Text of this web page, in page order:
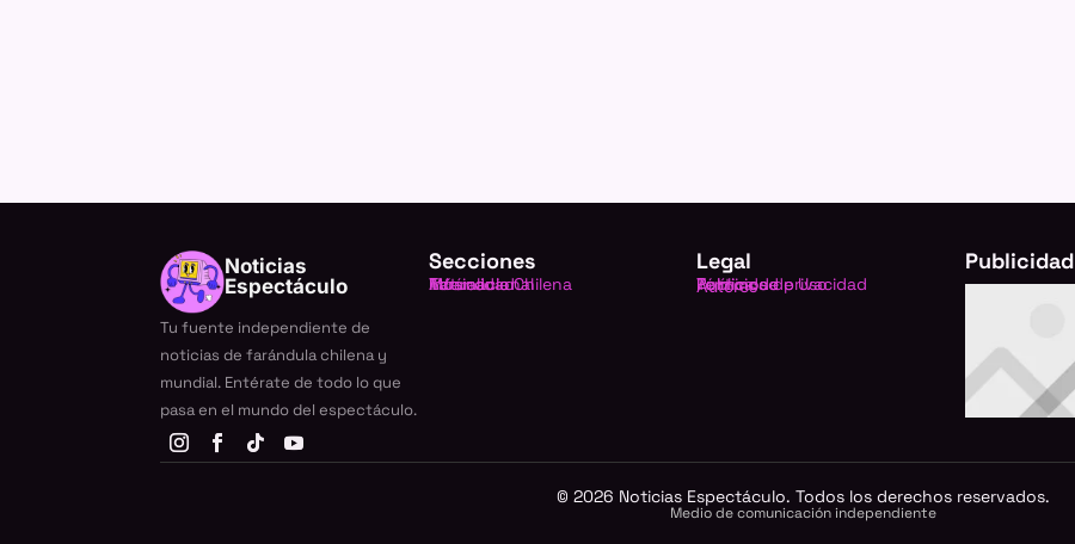
Noticias
Espectáculo
Tu fuente independiente de
noticias de farándula chilena y
mundial. Entérate de todo lo que
pasa en el mundo del espectáculo.
Secciones
Farándula Chilena
Internacional
TV
Música
Actualidad
Legal
Política de privacidad
Términos de Uso
Publicidad
Autores
Publicidad
© 2026 Noticias Espectáculo. Todos los derechos reservados.
Medio de comunicación independiente